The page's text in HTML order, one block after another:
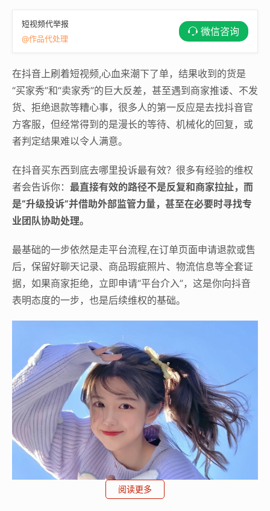
短视频代举报
@作品代处理
微信咨询
在抖音上刷着短视频,心血来潮下了单，结果收到的货是
“买家秀”和“卖家秀”的巨大反差，甚至遇到商家推诿、不发
货、拒绝退款等糟心事，很多人的第一反应是去找抖音官
方客服，但经常得到的是漫长的等待、机械化的回复，或
者判定结果难以令人满意。
在抖音买东西到底去哪里投诉最有效？很多有经验的维权
者会告诉你： 最直接有效的路径不是反复和商家拉扯，而
是“升级投诉”并借助外部监管力量，甚至在必要时寻找专
业团队协助处理。
最基础的一步依然是走平台流程,在订单页面申请退款或售
后，保留好聊天记录、商品瑕疵照片、物流信息等全套证
据，如果商家拒绝，立即申请“平台介入”，这是你向抖音
表明态度的一步，也是后续维权的基础。
阅读更多